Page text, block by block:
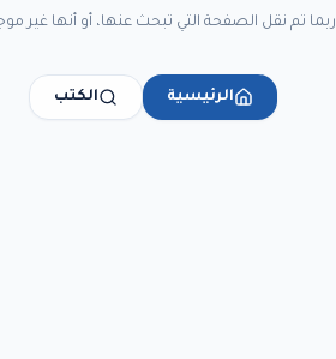
ربما تم نقل الصفحة التي تبحث عنها، أو أنها غير
الرئيسية الكتب